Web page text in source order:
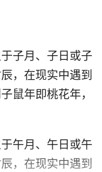
子月、子日或子
，在现实中遇到
鼠年即桃花年，
午月、午日或午
，在现实中遇到